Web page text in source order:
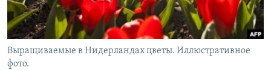
Выращиваемые в Нидерландах цветы. Иллюстративное
фото.